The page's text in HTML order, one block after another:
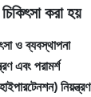
করা হয়
ও ব্যবস্থাপনা
এবং পরামর্শ
নিয়ন্ত্রণ